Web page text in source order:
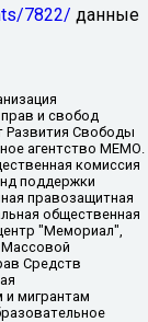
7822/ данные
Кара-Мурза Владимир Владимирович, Баранова Наталья Владимировна, Гозман Леонид Яковлевич, Кагарлицкий Борис Юльевич, Климарев Михаил Валерьевич, Милов Владимир Станиславович, Автономная некоммерческая организация Краснодарский центр современного искусства "Типография", Моргенштерн Алишер Тагирович, Соболь Любовь Эдуардовна, Общество с ограниченной ответственностью "ЛИЗА НОРМ", Каспаров Гарри Кимович, Ходорковский Михаил Борисович, Общество с ограниченной ответственностью "Апрельские тезисы", Данилович Ирина Брониславовна, Кашин Олег Владимирович, Петров Николай Владимирович, Пивоваров Алексей Владимирович, Соколов Михаил Владимирович, Цветкова Юлия Владимировна, Чичваркин Евгений Александрович, Комитет против пыток/Команда против пыток, Общество с ограниченной ответственностью "Первый научный", Общество с ограниченной ответственностью "Вертолет и ко", Белоцерковская Вероника Борисовна, Кац Максим Евгеньевич, Лазарева Татьяна Юрьевна, Шаведдинов Руслан Табризович, Яшин Илья Валерьевич, Общество с ограниченной ответственностью "Иноагент ААВ", Алешковский Дмитрий Петрович, Альбац Евгения Марковна, Быков Дмитрий Львович, Галямина Юлия Евгеньевна, Лойко Сергей Леонидович, Мартынов Кирилл Константинович, Медведев Сергей Александрович, Крашенинников Федор Геннадиевич, Гордеева Катерина Вл